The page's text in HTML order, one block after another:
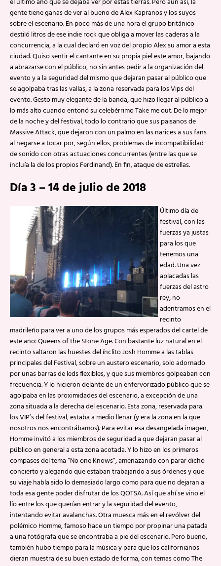
gente tiene ganas de ver al bueno de Alex Kapranos y los suyos
sobre el escenario. En poco más de una hora el grupo británico
destiló litros de ese indie rock que obliga a mover las caderas a la
concurrencia, a la cual declaró en voz del propio Alex su amor a esta
ciudad. Quiso sentir el cantante en su propia piel este amor, bajando
a abrazarse con el público, no sin antes pedir a la organización del
evento y a la seguridad del mismo que dejaran pasar al público que
se agolpaba tras las vallas, a la zona reservada para los Vips del
evento. Gesto muy elegante de la banda, que hizo llegar al público a
lo más alto cuando entonó su celebérrimo Take me out. De lo mejor
de la noche y del festival, todo lo contrario que sus paisanos de
Massive Attack, que dejaron con un palmo en las narices a sus fans
al negarse a tocar por, según ellos, problemas de incompatibilidad
de sonido con otras actuaciones concurrentes (entre las que se
incluía la de los propios Ferdinand). En fin, ataque de estrellas.
Día 3 – 14 de julio de 2018
Último día de
festival, con las
fuerzas ya justas
para los que
tenemos una
edad. Una vez
aplacadas las
fuerzas del astro
rey, no
adentramos en el
recinto
madrileño para ver a uno de los grupos más esperados del cartel de
este año: Queens of the Stone Age. Con bastante luz natural en el
recinto saltaron las huestes del ínclito Josh Homme a las tablas
principales del Festival, sobre un austero escenario, solo adornado
por unas barras de leds flexibles, y que sus miembros golpeaban con
frecuencia. Y lo hicieron delante de un enfervorizado público que se
agolpaba en las proximidades del escenario, a excepción de una
zona situada a la derecha del escenario. Esta zona, reservada para
los VIP’s del festival, estaba a medio llenar (y era la zona en la que
nosotros nos encontrábamos). Para evitar esa desangelada imagen,
Homme invitó a los miembros de seguridad a que dejaran pasar al
público en general a esta zona acotada. Y lo hizo en los primeros
compases del tema “No one Knows”, amenazando con parar dicho
concierto y alegando que estaban trabajando a sus órdenes y que
su viaje había sido lo demasiado largo como para que no dejaran a
toda esa gente poder disfrutar de los QOTSA. Así que ahí se vino el
lío entre los que querían entrar y la seguridad del evento,
intentando evitar avalanchas. Otra muesca más en el revólver del
polémico Homme, famoso hace un tiempo por propinar una patada
a una fotógrafa que se encontraba a pie del escenario. Pero bueno,
también hubo tiempo para la música y para que los californianos
dieran muestra de su buen estado de forma, con temas como The